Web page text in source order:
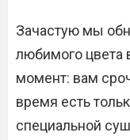
Зачастую мы
любимого
момент: вам
время есть
специальной